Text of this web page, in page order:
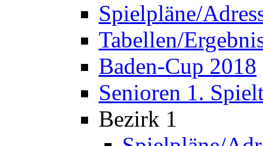
Spielpläne/
Tabellen/
Baden-Cup 2018
Senioren 1.
Bezirk 1